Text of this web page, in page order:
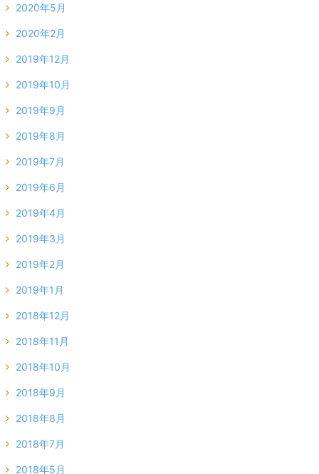
2020年5月
2020年2月
2019年12月
2019年10月
2019年9月
2019年8月
2019年7月
2019年6月
2019年4月
2019年3月
2019年2月
2019年1月
2018年12月
2018年11月
2018年10月
2018年9月
2018年8月
2018年7月
2018年5月